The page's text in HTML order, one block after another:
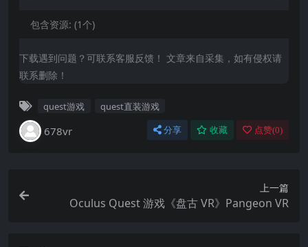
包含资源: (1个)
下载遇到问题？可联系客服反馈！ 文章来自采集，如有侵权请
联系删除！
quest游戏 quest直装游戏
678vr 分享 收藏 点赞(0)
上一篇
Oculus Quest 游戏《盘古 VR》Pangeon VR